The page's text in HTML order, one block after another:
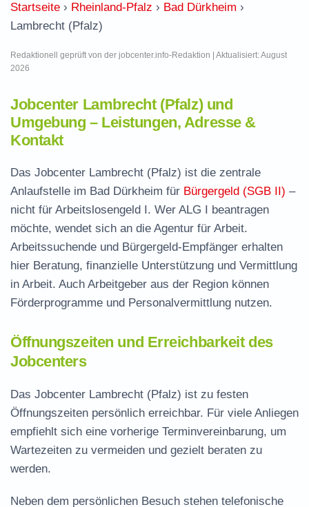
Startseite › Rheinland-Pfalz › Bad Dürkheim ›
Lambrecht (Pfalz)
Redaktionell geprüft von der jobcenter.info-Redaktion | Aktualisiert: August
2026
Jobcenter Lambrecht (Pfalz) und
Umgebung – Leistungen, Adresse &
Kontakt
Das Jobcenter Lambrecht (Pfalz) ist die zentrale
Anlaufstelle im Bad Dürkheim für Bürgergeld (SGB II) –
nicht für Arbeitslosengeld I. Wer ALG I beantragen
möchte, wendet sich an die Agentur für Arbeit.
Arbeitssuchende und Bürgergeld-Empfänger erhalten
hier Beratung, finanzielle Unterstützung und Vermittlung
in Arbeit. Auch Arbeitgeber aus der Region können
Förderprogramme und Personalvermittlung nutzen.
Öffnungszeiten und Erreichbarkeit des
Jobcenters
Das Jobcenter Lambrecht (Pfalz) ist zu festen
Öffnungszeiten persönlich erreichbar. Für viele Anliegen
empfiehlt sich eine vorherige Terminvereinbarung, um
Wartezeiten zu vermeiden und gezielt beraten zu
werden.
Neben dem persönlichen Besuch stehen telefonische